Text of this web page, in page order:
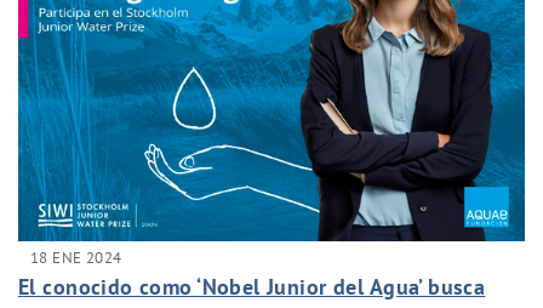
18 ENE 2024
El conocido como ‘Nobel Junior del Agua’ busca